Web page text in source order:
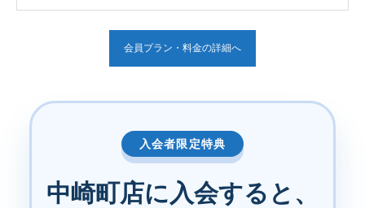
会員プラン・料金の詳細へ
入会者限定特典
中崎町店に入会すると、